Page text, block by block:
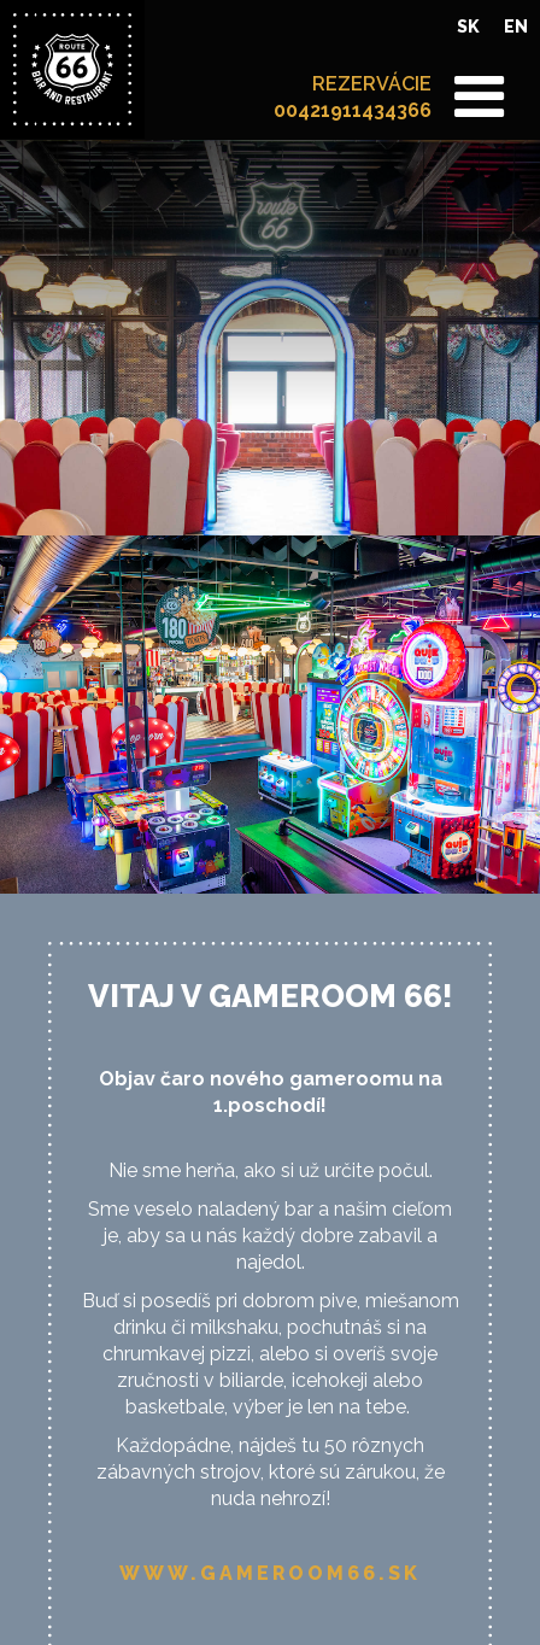
SK EN
REZERVÁCIE
00421911434366
VITAJ V GAMEROOM 66!
Objav čaro nového gameroomu na
1.poschodí!
Nie sme herňa, ako si už určite počul.
Sme veselo naladený bar a našim cieľom
je, aby sa u nás každý dobre zabavil a
najedol.
Buď si posedíš pri dobrom pive, miešanom
drinku či milkshaku, pochutnáš si na
chrumkavej pizzi, alebo si overíš svoje
zručnosti v biliarde, icehokeji alebo
basketbale, výber je len na tebe.
Každopádne, nájdeš tu 50 rôznych
zábavných strojov, ktoré sú zárukou, že
nuda nehrozí!
WWW.GAMEROOM66.SK